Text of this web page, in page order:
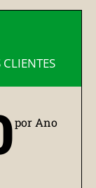
por Ano